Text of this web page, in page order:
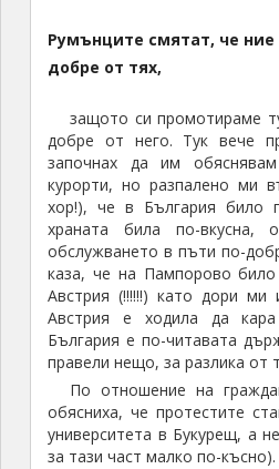
Румънците смятат, че
добре от тях,
защото си промотираме
добре от него. Тук вече
започнах да им
курорти, но разпалено ми
хор!), че в България било
храната била по-вкусна,
обслужването в пъти по-
каза, че на Пампорово било
Австрия (!!!!!!) като дори
Австрия е ходила да
България е по-читавата
правели нещо, за разлика от
По отношение на
обясниха, че протестите
университета в Букурещ, а
за тази част малко по-късно).